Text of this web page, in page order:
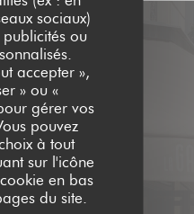
sociaux)
ou
accepter »,
» ou «
gérer vos
pouvez
à tout
sur l'icône
en bas
du site.
une nouvelle fenêtre))